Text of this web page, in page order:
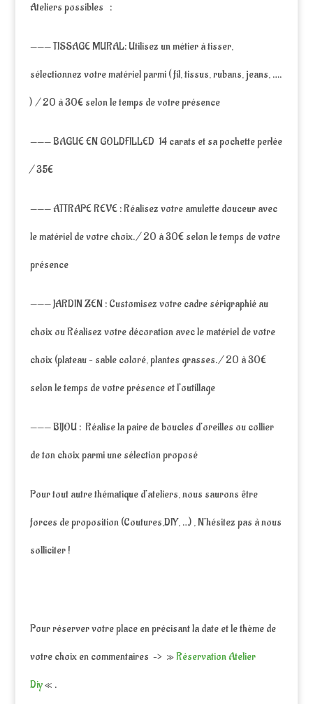
Ateliers possibles :
——— TISSAGE MURAL: Utilisez un métier à tisser,
sélectionnez votre matériel parmi ( fil, tissus, rubans, jeans, ….
) / 20 à 30€ selon le temps de votre présence
——— BAGUE EN GOLDFILLED 14 carats et sa pochette perlée
/ 35€
——— ATTRAPE REVE : Réalisez votre amulette douceur avec
le matériel de votre choix. / 20 à 30€ selon le temps de votre
présence
——— JARDIN ZEN : Customisez votre cadre sérigraphié au
choix ou Réalisez votre décoration avec le matériel de votre
choix (plateau – sable coloré, plantes grasses. / 20 à 30€
selon le temps de votre présence et l’outillage
——— BIJOU : Réalise la paire de boucles d’oreilles ou collier
de ton choix parmi une sélection proposé
Pour tout autre thématique d’ateliers, nous saurons être
forces de proposition (Coutures,DIY, …) , N’hésitez pas à nous
solliciter !
Pour réserver votre place en précisant la date et le thème de
votre choix en commentaires –> »Réservation Atelier
Diy« .